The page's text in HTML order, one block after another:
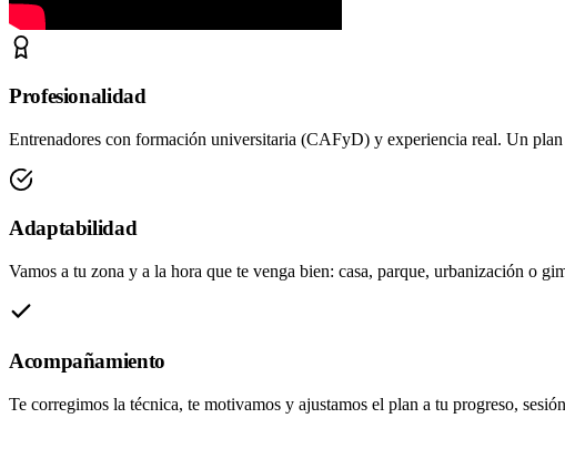
Profesionalidad
Entrenadores con formación universitaria (CAFyD) y experiencia real. Un plan
Adaptabilidad
Vamos a tu zona y a la hora que te venga bien: casa, parque, urbanización o
Acompañamiento
Te corregimos la técnica, te motivamos y ajustamos el plan a tu progreso,